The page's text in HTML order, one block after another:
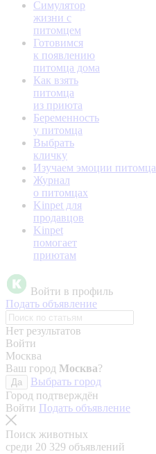
Симулятор
жизни с
питомцем
Готовимся
к появлению
питомца дома
Как взять
питомца
из приюта
Беременность
у питомца
Выбрать
кличку
Изучаем эмоции питомца
Журнал
о питомцах
Kinpet для
продавцов
Kinpet
помогает
приютам
Войти в профиль
Подать объявление
Нет результатов
Войти
Москва
Ваш город Москва?
Да
Выбрать город
Город подтверждён
Войти Подать объявление
Поиск животных
среди 20 329 объявлений